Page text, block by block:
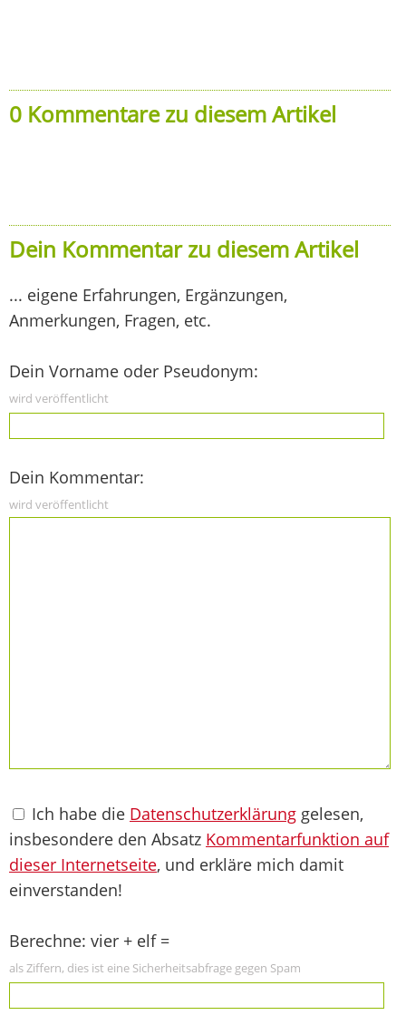
0 Kommentare zu diesem Artikel
Dein Kommentar zu diesem Artikel
... eigene Erfahrungen, Ergänzungen,
Anmerkungen, Fragen, etc.
Dein Vorname oder Pseudonym:
wird veröffentlicht
Dein Kommentar:
wird veröffentlicht
Ich habe die Datenschutzerklärung gelesen,
insbesondere den Absatz Kommentarfunktion auf
dieser Internetseite, und erkläre mich damit
einverstanden!
Berechne: vier + elf =
als Ziffern, dies ist eine Sicherheitsabfrage gegen Spam